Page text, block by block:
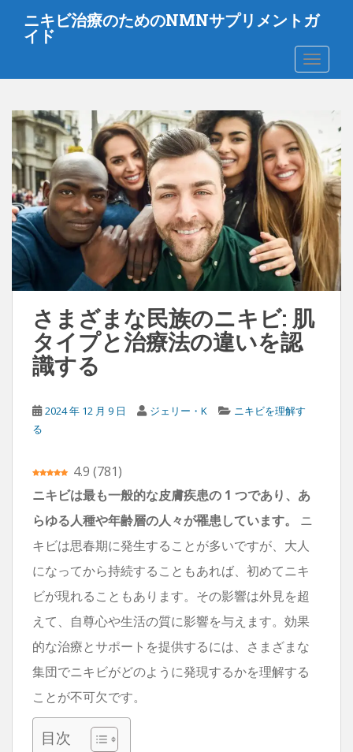
ン
ニキビ治療のためのNMNサプリメントガ
イド
ナビゲ
さまざまな民族のニキビ: 肌
タイプと治療法の違いを認
識する
2024 年 12 月 9 日 ジェリー・K
ニキビを理解す
る
4.9 (781)
ニキビは最も一般的な皮膚疾患の 1 つであり、あ
らゆる人種や年齢層の人々が罹患しています。
ニ
キビは思春期に発生することが多いですが、大人
になってから持続することもあれば、初めてニキ
ビが現れることもあります。その影響は外見を超
えて、自尊心や生活の質に影響を与えます。効果
的な治療とサポートを提供するには、さまざまな
集団でニキビがどのように発現するかを理解する
ことが不可欠です。
目次